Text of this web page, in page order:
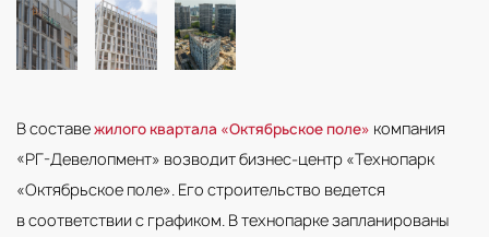
В составежилого квартала «Октябрьское поле» компания
«РГ-Девелопмент» возводит бизнес-центр «Технопарк
«Октябрьское поле». Его строительство ведется
в соответствии с графиком. В технопарке запланированы